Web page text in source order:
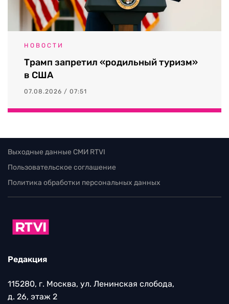
НОВОСТИ
Трамп запретил «родильный туризм»
в США
07.08.2026 / 07:51
Выходные данные СМИ RTVI
Пользовательское соглашение
Политика обработки персональных данных
Редакция
115280, г. Москва, ул. Ленинская слобода,
д. 26, этаж 2